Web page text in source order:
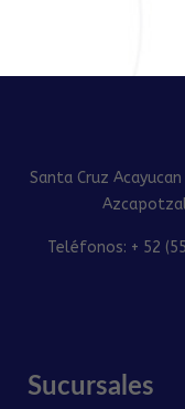
Santa Cruz
Teléfonos: + 52
Sucursales